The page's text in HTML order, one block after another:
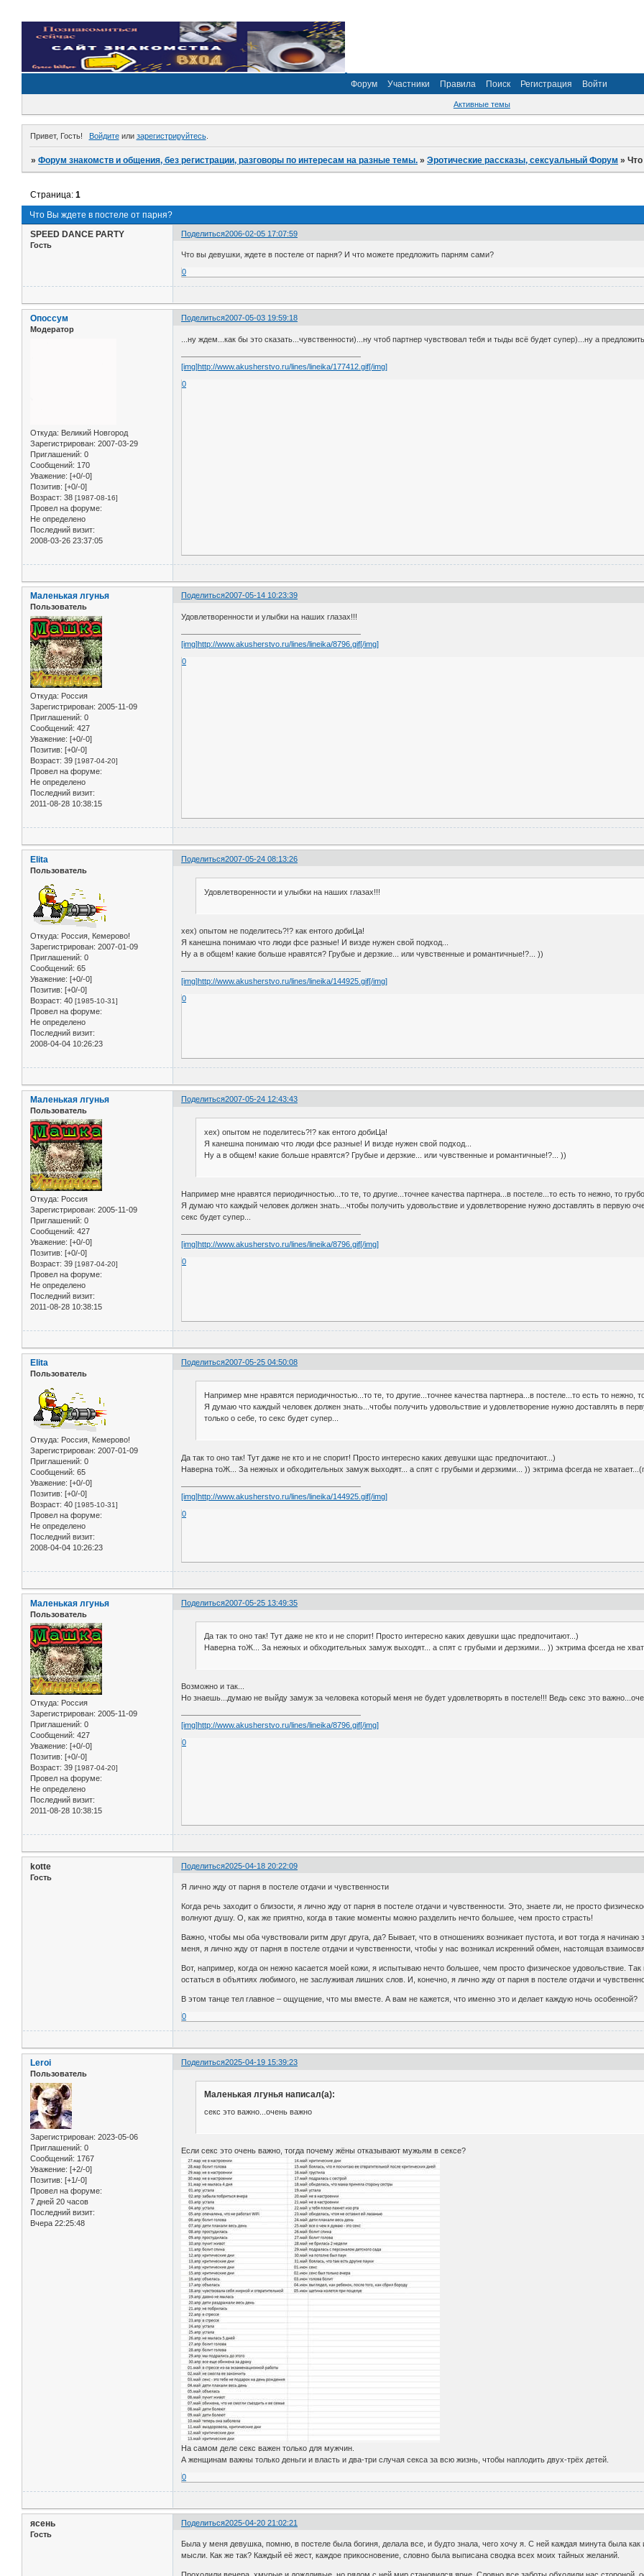
Форум Участники Правила Поиск Регистрация Войти
Активные темы
Привет, Гость! Войдитеили зарегистрируйтесь.
»Форум знакомств и общения, без регистрации, разговоры по интересам на разные темы. »Эротические рассказы, сексуальный Форум »
Что Вы ждете в постеле от парня?
Страница:1
Поделиться2006-02-05 17:07:59
SPEED DANCE PARTY
Гость
Что вы девушки, ждете в постеле от парня? И что можете предложить парням сами?
0
Поделиться2007-05-03 19:59:18
Опоссум
Модератор
Откуда: Великий Новгород
Зарегистрирован: 2007-03-29
Приглашений: 0
Сообщений: 170
Уважение: [+0/-0]
Позитив: [+0/-0]
Возраст: 38 [1987-08-16]
Провел на форуме:
Не определено
Последний визит:
2008-03-26 23:37:05
...ну ждем...как бы это сказать...чувственности)...ну чтоб партнер чувствовал тебя и тыды всё будет супер)...ну а
[img]http://www.akusherstvo.ru/lines/lineika/177412.gif[/img]
0
Поделиться2007-05-14 10:23:39
Маленькая лгунья
Пользователь
Откуда: Россия
Зарегистрирован: 2005-11-09
Приглашений: 0
Сообщений: 427
Уважение: [+0/-0]
Позитив: [+0/-0]
Возраст: 39 [1987-04-20]
Провел на форуме:
Не определено
Последний визит:
2011-08-28 10:38:15
Удовлетворенности и улыбки на наших глазах!!!
[img]http://www.akusherstvo.ru/lines/lineika/8796.gif[/img]
0
Поделиться2007-05-24 08:13:26
Elita
Пользователь
Откуда: Россия, Кемерово!
Зарегистрирован: 2007-01-09
Приглашений: 0
Сообщений: 65
Уважение: [+0/-0]
Позитив: [+0/-0]
Возраст: 40 [1985-10-31]
Провел на форуме:
Не определено
Последний визит:
2008-04-04 10:26:23
Удовлетворенности и улыбки на наших глазах!!!
хех) опытом не поделитесь?!? как ентого добиЦа!
Я канешна понимаю что люди фсе разные! И визде нужен свой подход...
Ну а в общем! какие больше нравятся? Грубые и дерзкие... или чувственные и романтичные!?... ))
[img]http://www.akusherstvo.ru/lines/lineika/144925.gif[/img]
0
Поделиться2007-05-24 12:43:43
Маленькая лгунья
Пользователь
Откуда: Россия
Зарегистрирован: 2005-11-09
Приглашений: 0
Сообщений: 427
Уважение: [+0/-0]
Позитив: [+0/-0]
Возраст: 39 [1987-04-20]
Провел на форуме:
Не определено
Последний визит:
2011-08-28 10:38:15
хех) опытом не поделитесь?!? как ентого добиЦа!
Я канешна понимаю что люди фсе разные! И визде нужен свой подход...
Ну а в общем! какие больше нравятся? Грубые и дерзкие... или чувственные и романтичные!?... ))
Например мне нравятся периодичностью...то те, то другие...точнее качества партнера...в постеле...то есть то нежно, то
Я думаю что каждый человек должен знать...чтобы получить удовольствие и удовлетворение нужно доставлять в первую
секс будет супер...
[img]http://www.akusherstvo.ru/lines/lineika/8796.gif[/img]
0
Поделиться2007-05-25 04:50:08
Elita
Пользователь
Откуда: Россия, Кемерово!
Зарегистрирован: 2007-01-09
Приглашений: 0
Сообщений: 65
Уважение: [+0/-0]
Позитив: [+0/-0]
Возраст: 40 [1985-10-31]
Провел на форуме:
Не определено
Последний визит:
2008-04-04 10:26:23
Например мне нравятся периодичностью...то те, то другие...точнее качества партнера...в постеле...то есть то нежно, то
Я думаю что каждый человек должен знать...чтобы получить удовольствие и удовлетворение нужно доставлять в
только о себе, то секс будет супер...
Да так то оно так! Тут даже не кто и не спорит! Просто интересно каких девушки щас предпочитают...)
Наверна тоЖ... За нежных и обходительных замуж выходят... а спят с грубыми и дерзкими... )) эктрима фсегда не
[img]http://www.akusherstvo.ru/lines/lineika/144925.gif[/img]
0
Поделиться2007-05-25 13:49:35
Маленькая лгунья
Пользователь
Откуда: Россия
Зарегистрирован: 2005-11-09
Приглашений: 0
Сообщений: 427
Уважение: [+0/-0]
Позитив: [+0/-0]
Возраст: 39 [1987-04-20]
Провел на форуме:
Не определено
Последний визит:
2011-08-28 10:38:15
Да так то оно так! Тут даже не кто и не спорит! Просто интересно каких девушки щас предпочитают...)
Наверна тоЖ... За нежных и обходительных замуж выходят... а спят с грубыми и дерзкими... )) эктрима фсегда не
Возможно и так...
Но знаешь...думаю не выйду замуж за человека который меня не будет удовлетворять в постеле!!! Ведь секс это
[img]http://www.akusherstvo.ru/lines/lineika/8796.gif[/img]
0
Поделиться2025-04-18 20:22:09
kotte
Гость
Я лично жду от парня в постеле отдачи и чувственности
Когда речь заходит о близости, я лично жду от парня в постеле отдачи и чувственности. Это, знаете ли, не просто
волнуют душу. О, как же приятно, когда в такие моменты можно разделить нечто большее, чем просто страсть!
Важно, чтобы мы оба чувствовали ритм друг друга, да? Бывает, что в отношениях возникает пустота, и вот тогда я
меня, я лично жду от парня в постеле отдачи и чувственности, чтобы у нас возникал искренний обмен, настоящая
Вот, например, когда он нежно касается моей кожи, я испытываю нечто большее, чем просто физическое удовольствие.
остаться в объятиях любимого, не заслуживая лишних слов. И, конечно, я лично жду от парня в постеле отдачи и
В этом танце тел главное – ощущение, что мы вместе. А вам не кажется, что именно это и делает каждую ночь особенной?
0
Поделиться2025-04-19 15:39:23
Leroi
Пользователь
Зарегистрирован: 2023-05-06
Приглашений: 0
Сообщений: 1767
Уважение: [+2/-0]
Позитив: [+1/-0]
Провел на форуме:
7 дней 20 часов
Последний визит:
Вчера 22:25:48
Маленькая лгунья написал(а):
секс это важно...очень важно
Если секс это очень важно, тогда почему жёны отказывают мужьям в сексе?
На самом деле секс важен только для мужчин.
А женщинам важны только деньги и власть и два-три случая секса за всю жизнь, чтобы наплодить двух-трёх детей.
0
Поделиться2025-04-20 21:02:21
ясень
Гость
Была у меня девушка, помню, в постеле была богиня, делала все, и будто знала, чего хочу я. С ней каждая минута была
мысли. Как же так? Каждый её жест, каждое прикосновение, словно была выписана сводка всех моих тайных желаний.